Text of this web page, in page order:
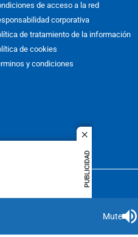
close
PUBLICIDAD
de acceso a la red
corporativa
de tratamiento de la información
de cookies
y condiciones
idioma
Mute